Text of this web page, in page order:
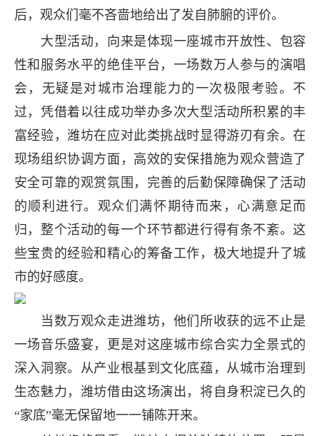
后，观众们毫不吝啬地给出了发自肺腑的评价。
大型活动，向来是体现一座城市开放性、包容
性和服务水平的绝佳平台，一场数万人参与的演唱
会，无疑是对城市治理能力的一次极限考验。不
过，凭借着以往成功举办多次大型活动所积累的丰
富经验，潍坊在应对此类挑战时显得游刃有余。在
现场组织协调方面，高效的安保措施为观众营造了
安全可靠的观赏氛围，完善的后勤保障确保了活动
的顺利进行。观众们满怀期待而来，心满意足而
归，整个活动的每一个环节都进行得有条不紊。这
些宝贵的经验和精心的筹备工作，极大地提升了城
市的好感度。
当数万观众走进潍坊，他们所收获的远不止是
一场音乐盛宴，更是对这座城市综合实力全景式的
深入洞察。从产业根基到文化底蕴，从城市治理到
生态魅力，潍坊借由这场演出，将自身积淀已久的
“家底”毫无保留地一一铺陈开来。